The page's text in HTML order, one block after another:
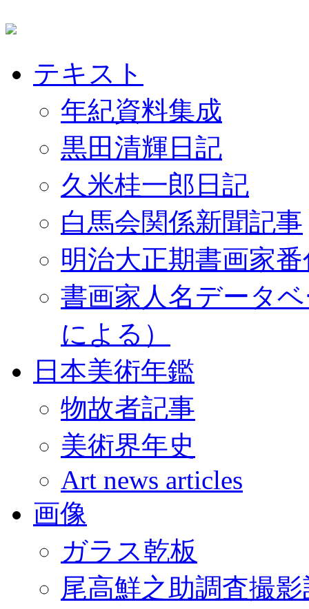
テキスト
年紀資料集成
黒田清輝日記
久米桂一郎日記
白馬会関係新聞記事
明治大正期書画家
書画家人名データ
による）
日本美術年鑑
物故者記事
美術界年史
Art news articles
画像
ガラス乾板
尾高鮮之助調査撮